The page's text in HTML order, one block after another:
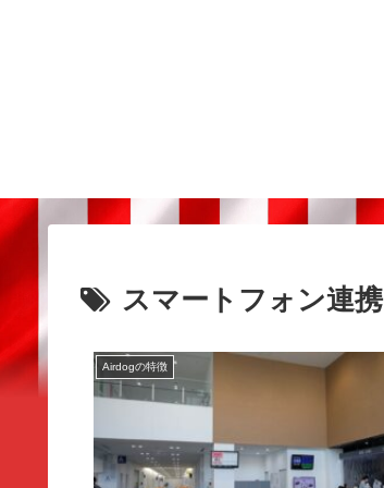
スマートフォン連携
Airdogの特徴